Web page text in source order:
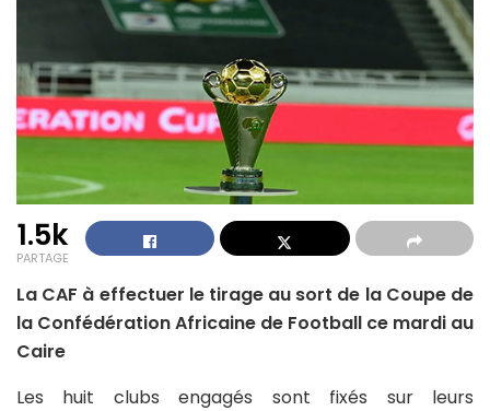
1.5k
PARTAGE
La CAF à effectuer le tirage au sort de la Coupe de
la Confédération Africaine de Football ce mardi au
Caire
Les huit clubs engagés sont fixés sur leurs